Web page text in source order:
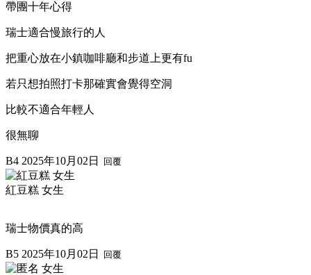
帶團十年心得
瑞士適合慢旅行的人
把重心放在小鎮咖啡廳和步道上更有fu
若只想拍照打卡那確實會覺得空洞
比較不適合年輕人
很無聊
B4 2025年10月02日 回覆
紅豆糕 女生
瑞士物價真的高
B5 2025年10月02日 回覆